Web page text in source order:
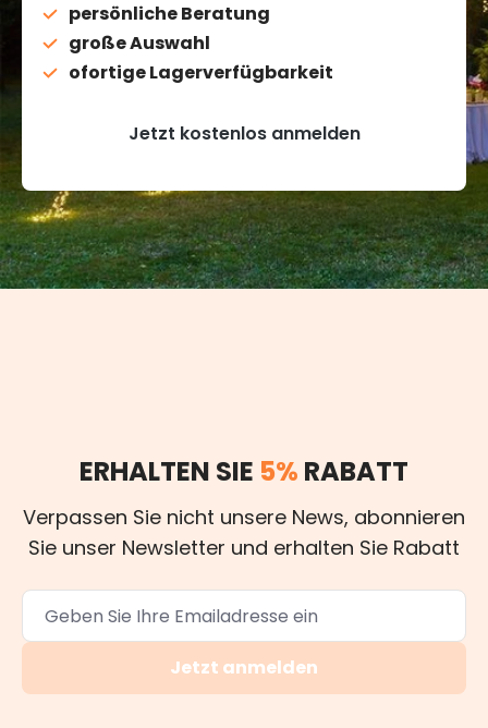
persönliche Beratung
große Auswahl
ofortige Lagerverfügbarkeit
Jetzt kostenlos anmelden
ERHALTEN SIE 5% RABATT
Verpassen Sie nicht unsere News, abonnieren
Sie unser Newsletter und erhalten Sie Rabatt
Jetzt anmelden